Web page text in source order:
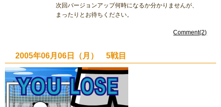
次回バージョンアップ何時になるか分かりませんが、
まったりとお待ちください。
Comment(2)
2005年06月06日（月） 5戦目